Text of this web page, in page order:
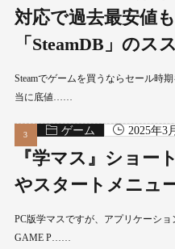
対応で過去最安値
「SteamDB」のス
Steamでゲームを買うならセール時
当に底値……
ゲーム 2025年3
『学マス』ショー
やスタートメニュ
PC版学マスですが、アプリケーシ
GAME P……